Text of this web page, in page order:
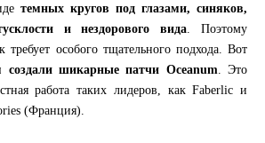
темных кругов под глазами, синяков,
и нездорового вида . Поэтому
требует особого тщательного подхода. Вот
шикарные патчи Oceanum . Это
работа таких лидеров, как Faberlic и
(Франция).